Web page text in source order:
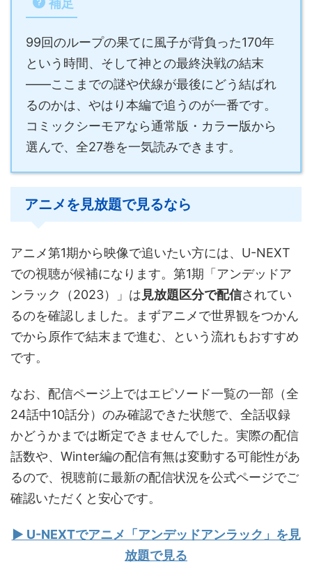
補足
99回のループの果てに風子が背負った170年
という時間、そして神との最終決戦の結末
——ここまでの謎や伏線が最後にどう結ばれ
るのかは、やはり本編で追うのが一番です。
コミックシーモアなら通常版・カラー版から
選んで、全27巻を一気読みできます。
アニメを見放題で見るなら
アニメ第1期から映像で追いたい方には、U-NEXT
での視聴が候補になります。第1期「アンデッドア
ンラック（2023）」は見放題区分で配信されてい
るのを確認しました。まずアニメで世界観をつかん
でから原作で結末まで進む、という流れもおすすめ
です。
なお、配信ページ上ではエピソード一覧の一部（全
24話中10話分）のみ確認できた状態で、全話収録
かどうかまでは断定できませんでした。実際の配信
話数や、Winter編の配信有無は変動する可能性があ
るので、視聴前に最新の配信状況を公式ページでご
確認いただくと安心です。
▶ U-NEXTでアニメ「アンデッドアンラック」を見
放題で見る